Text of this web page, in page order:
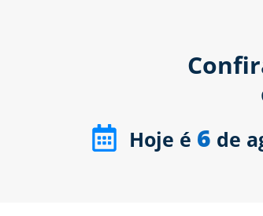
Hoje é 6 de